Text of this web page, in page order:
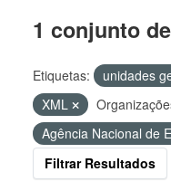
1 conjunto
Etiquetas: unidades
XML
Agência Nacional de
Filtrar Resultados